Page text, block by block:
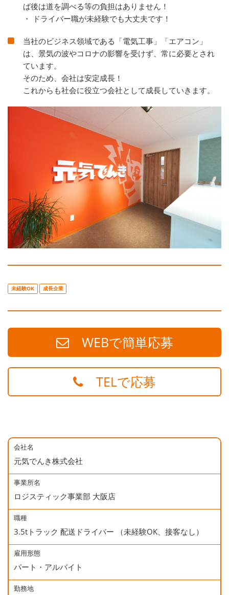
ば後は道を調べる等の負担はありません！
・ ドライバー職が未経験でも大丈夫です！
当社のビジネス領域である「電気工事」「エアコン」
は、景気の波やコロナの影響を受けず、常に必要とされ
ています。
そのため、会社は安定成長！
これからも社会に役立つ会社として成長していきます。
未経験OK 成長企業
WEBで簡単応募
TELで応募
会社名
元気でんき株式会社
事業所名
ロジスティック事業部 大阪店
職種
3.5tトラック 配送ドライバー （未経験OK、接客なし）
雇用形態
パート・アルバイト
勤務地